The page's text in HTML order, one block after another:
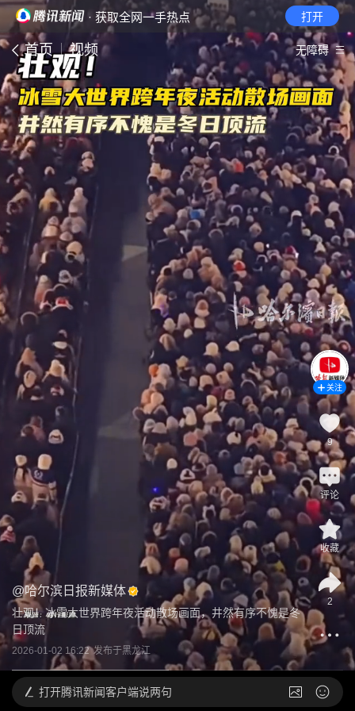
· 获取全网一手热点 打开
首页 视频 无障碍
@哈尔滨日报新媒体
壮观！冰雪大世界跨年夜活动散场画面，井然有序不愧是冬
日顶流
2026-01-02 16:22 发布于黑龙江
关注
9
评论
收藏
2
打开腾讯新闻客户端说两句